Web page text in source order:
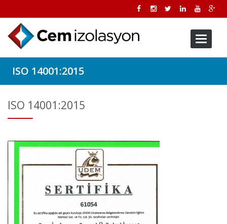
Toggle
ISO 14001:2015
ISO 14001:2015